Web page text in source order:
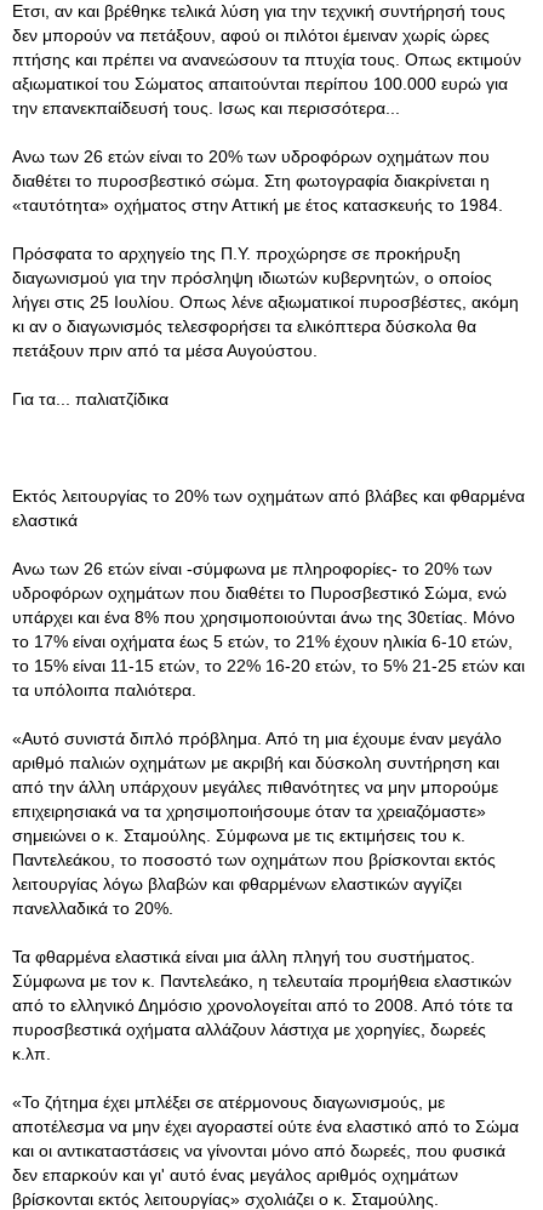
Ετσι, αν και βρέθηκε τελικά λύση για την τεχνική συντήρησή τους
δεν μπορούν να πετάξουν, αφού οι πιλότοι έμειναν χωρίς ώρες
πτήσης και πρέπει να ανανεώσουν τα πτυχία τους. Οπως εκτιμούν
αξιωματικοί του Σώματος απαιτούνται περίπου 100.000 ευρώ για
την επανεκπαίδευσή τους. Ισως και περισσότερα...
Ανω των 26 ετών είναι το 20% των υδροφόρων οχημάτων που
διαθέτει το πυροσβεστικό σώμα. Στη φωτογραφία διακρίνεται η
«ταυτότητα» οχήματος στην Αττική με έτος κατασκευής το 1984.
Πρόσφατα το αρχηγείο της Π.Υ. προχώρησε σε προκήρυξη
διαγωνισμού για την πρόσληψη ιδιωτών κυβερνητών, ο οποίος
λήγει στις 25 Ιουλίου. Οπως λένε αξιωματικοί πυροσβέστες, ακόμη
κι αν ο διαγωνισμός τελεσφορήσει τα ελικόπτερα δύσκολα θα
πετάξουν πριν από τα μέσα Αυγούστου.
Για τα... παλιατζίδικα
Εκτός λειτουργίας το 20% των οχημάτων από βλάβες και φθαρμένα
ελαστικά
Ανω των 26 ετών είναι -σύμφωνα με πληροφορίες- το 20% των
υδροφόρων οχημάτων που διαθέτει το Πυροσβεστικό Σώμα, ενώ
υπάρχει και ένα 8% που χρησιμοποιούνται άνω της 30ετίας. Μόνο
το 17% είναι οχήματα έως 5 ετών, το 21% έχουν ηλικία 6-10 ετών,
το 15% είναι 11-15 ετών, το 22% 16-20 ετών, το 5% 21-25 ετών και
τα υπόλοιπα παλιότερα.
«Αυτό συνιστά διπλό πρόβλημα. Από τη μια έχουμε έναν μεγάλο
αριθμό παλιών οχημάτων με ακριβή και δύσκολη συντήρηση και
από την άλλη υπάρχουν μεγάλες πιθανότητες να μην μπορούμε
επιχειρησιακά να τα χρησιμοποιήσουμε όταν τα χρειαζόμαστε»
σημειώνει ο κ. Σταμούλης. Σύμφωνα με τις εκτιμήσεις του κ.
Παντελεάκου, το ποσοστό των οχημάτων που βρίσκονται εκτός
λειτουργίας λόγω βλαβών και φθαρμένων ελαστικών αγγίζει
πανελλαδικά το 20%.
Τα φθαρμένα ελαστικά είναι μια άλλη πληγή του συστήματος.
Σύμφωνα με τον κ. Παντελεάκο, η τελευταία προμήθεια ελαστικών
από το ελληνικό Δημόσιο χρονολογείται από το 2008. Από τότε τα
πυροσβεστικά οχήματα αλλάζουν λάστιχα με χορηγίες, δωρεές
κ.λπ.
«Το ζήτημα έχει μπλέξει σε ατέρμονους διαγωνισμούς, με
αποτέλεσμα να μην έχει αγοραστεί ούτε ένα ελαστικό από το Σώμα
και οι αντικαταστάσεις να γίνονται μόνο από δωρεές, που φυσικά
δεν επαρκούν και γι' αυτό ένας μεγάλος αριθμός οχημάτων
βρίσκονται εκτός λειτουργίας» σχολιάζει ο κ. Σταμούλης.